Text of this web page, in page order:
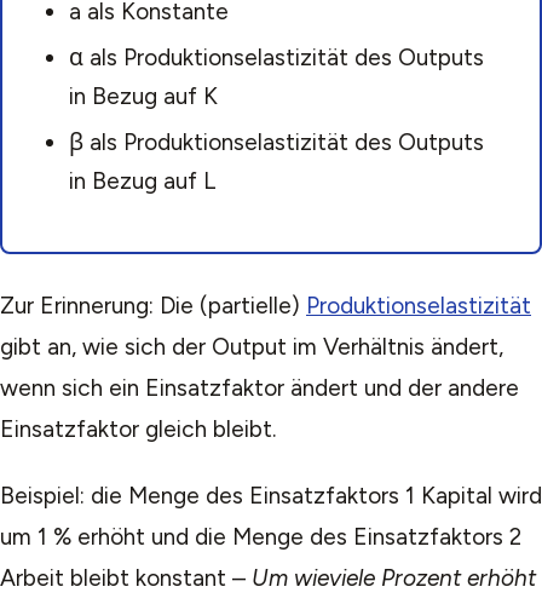
a als Konstante
α als Produktionselastizität des Outputs
in Bezug auf K
β als Produktionselastizität des Outputs
in Bezug auf L
Zur Erinnerung: Die (partielle) Produktionselastizität
gibt an, wie sich der Output im Verhältnis ändert,
wenn sich ein Einsatzfaktor ändert und der andere
Einsatzfaktor gleich bleibt.
Beispiel: die Menge des Einsatzfaktors 1 Kapital wird
um 1 % erhöht und die Menge des Einsatzfaktors 2
Arbeit bleibt konstant – Um wieviele Prozent erhöht